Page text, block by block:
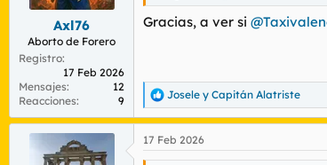
Axl76
Aborto de Forero
Registro
17 Feb 2026
Mensajes
12
Reacciones
9
Gracias, a ver si
R
e
a
c
c
Josele y Capitán Alatriste
17 Feb 2026